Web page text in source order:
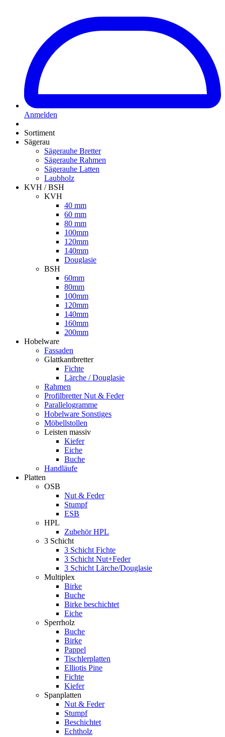
Anmelden
Sortiment
Sägerau
Sägerauhe Bretter
Sägerauhe Rahmen
Sägerauhe Latten
Laubholz
KVH / BSH
KVH
40 mm
60 mm
80 mm
100mm
120mm
140mm
Douglasie
BSH
60mm
80mm
100mm
120mm
140mm
160mm
200mm
Hobelware
Fassaden
Glattkantbretter
Fichte
Lärche / Douglasie
Rahmen
Profilbretter Nut & Feder
Parallelogramme
Hobelware Sonstiges
Möbellstollen
Leisten massiv
Kiefer
Eiche
Buche
Handläufe
Platten
OSB
Nut & Feder
Stumpf
ESB
HPL
Zubehör HPL
3 Schicht
3 Schicht Fichte
3 Schicht Nut+Feder
3 Schicht Lärche/Douglasie
Multiplex
Birke
Buche
Birke beschichtet
Eiche
Sperrholz
Buche
Birke
Pappel
Tischlerplatten
Elliotis Pine
Fichte
Kiefer
Spanplatten
Nut & Feder
Stumpf
Beschichtet
Echtholz